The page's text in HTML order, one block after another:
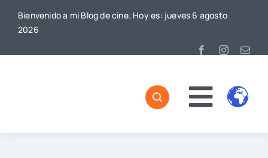
Bienvenido a mi Blog de cine. Hoy es: jueves 6 agosto
2026